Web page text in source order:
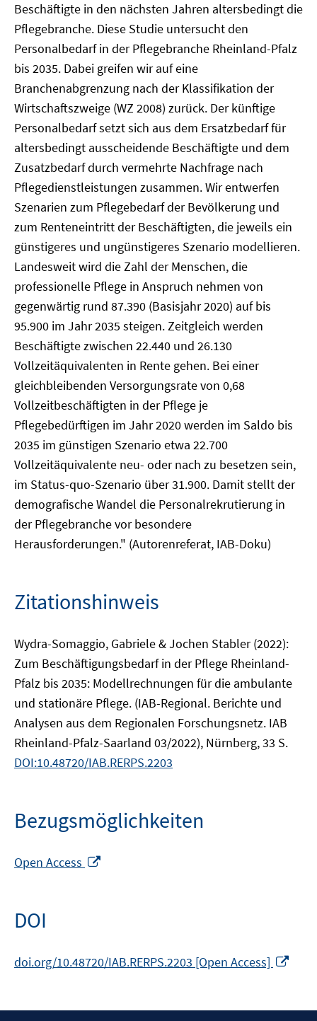
Beschäftigte in den nächsten Jahren altersbedingt die
Pflegebranche. Diese Studie untersucht den
Personalbedarf in der Pflegebranche Rheinland-Pfalz
bis 2035. Dabei greifen wir auf eine
Branchenabgrenzung nach der Klassifikation der
Wirtschaftszweige (WZ 2008) zurück. Der künftige
Personalbedarf setzt sich aus dem Ersatzbedarf für
altersbedingt ausscheidende Beschäftigte und dem
Zusatzbedarf durch vermehrte Nachfrage nach
Pflegedienstleistungen zusammen. Wir entwerfen
Szenarien zum Pflegebedarf der Bevölkerung und
zum Renteneintritt der Beschäftigten, die jeweils ein
günstigeres und ungünstigeres Szenario modellieren.
Landesweit wird die Zahl der Menschen, die
professionelle Pflege in Anspruch nehmen von
gegenwärtig rund 87.390 (Basisjahr 2020) auf bis
95.900 im Jahr 2035 steigen. Zeitgleich werden
Beschäftigte zwischen 22.440 und 26.130
Vollzeitäquivalenten in Rente gehen. Bei einer
gleichbleibenden Versorgungsrate von 0,68
Vollzeitbeschäftigten in der Pflege je
Pflegebedürftigen im Jahr 2020 werden im Saldo bis
2035 im günstigen Szenario etwa 22.700
Vollzeitäquivalente neu- oder nach zu besetzen sein,
im Status-quo-Szenario über 31.900. Damit stellt der
demografische Wandel die Personalrekrutierung in
der Pflegebranche vor besondere
Herausforderungen." (Autorenreferat, IAB-Doku)
Zitationshinweis
Wydra-Somaggio, Gabriele & Jochen Stabler (2022):
Zum Beschäftigungsbedarf in der Pflege Rheinland-
Pfalz bis 2035: Modellrechnungen für die ambulante
und stationäre Pflege. (IAB-Regional. Berichte und
Analysen aus dem Regionalen Forschungsnetz. IAB
Rheinland-Pfalz-Saarland 03/2022), Nürnberg, 33 S.
DOI:10.48720/IAB.RERPS.2203
Bezugsmöglichkeiten
Open Access
DOI
doi.org/10.48720/IAB.RERPS.2203 [Open Access]